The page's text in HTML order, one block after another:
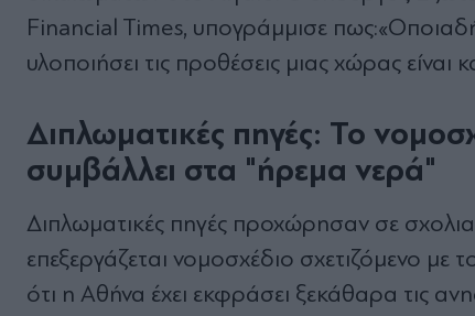
Financial Times, υπογράμμισε
υλοποιήσει τις προθέσεις μιας χώρας είναι
Διπλωματικές πηγές: Το
συμβάλλει στα "ήρεμα νερά"
Διπλωματικές πηγές προχώρησαν σε
επεξεργάζεται νομοσχέδιο σχετιζόμενο
ότι η Αθήνα έχει εκφράσει ξεκάθαρα τις